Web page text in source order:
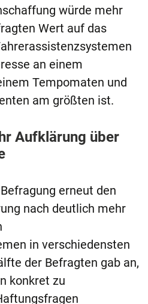
würde mehr
Wert auf das
an einem
Tempomaten und
am größten ist.
Aufklärung über
erneut den
nach deutlich mehr
in verschiedensten
der Befragten gab an,
konkret zu